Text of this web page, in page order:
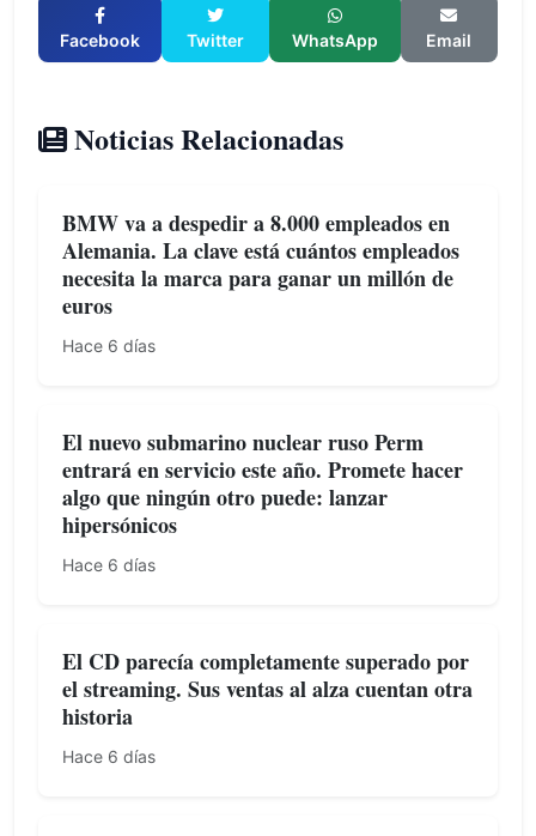
Facebook Twitter WhatsApp Email
Noticias Relacionadas
BMW va a despedir a 8.000 empleados en
Alemania. La clave está cuántos empleados
necesita la marca para ganar un millón de
euros
Hace 6 días
El nuevo submarino nuclear ruso Perm
entrará en servicio este año. Promete hacer
algo que ningún otro puede: lanzar
hipersónicos
Hace 6 días
El CD parecía completamente superado por
el streaming. Sus ventas al alza cuentan otra
historia
Hace 6 días